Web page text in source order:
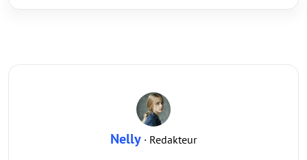
Nelly · Redakteur